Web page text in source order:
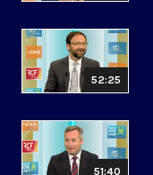
52:25
51:40